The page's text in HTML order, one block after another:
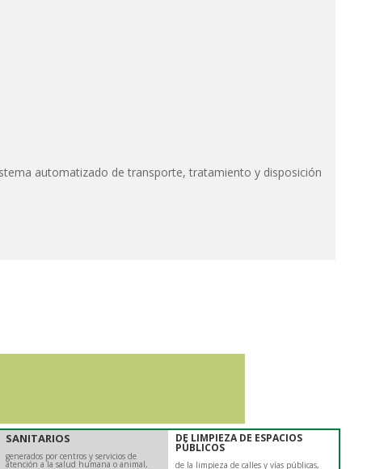
automatizado de transporte, tratamiento y disposición
SANITARIOS
generados por centros y servicios de
atención a la salud humana o animal,
DE LIMPIEZA DE ESPACIOS
PÚBLICOS
de la limpieza de calles y vías públicas,